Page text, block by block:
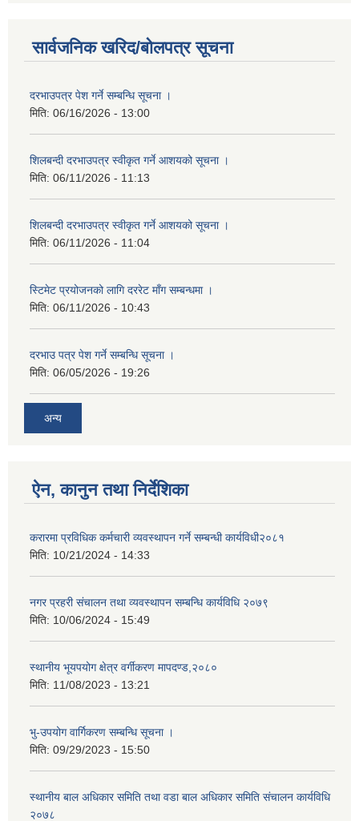
सार्वजनिक खरिद/बोलपत्र सूचना
दरभाउपत्र पेश गर्ने सम्बन्धि सूचना ।
मिति: 06/16/2026 - 13:00
शिलबन्दी दरभाउपत्र स्वीकृत गर्ने आशयको सूचना ।
मिति: 06/11/2026 - 11:13
शिलबन्दी दरभाउपत्र स्वीकृत गर्ने आशयको सूचना ।
मिति: 06/11/2026 - 11:04
स्टिमेट प्रयोजनको लागि दररेट माँग सम्बन्धमा ।
मिति: 06/11/2026 - 10:43
दरभाउ पत्र पेश गर्ने सम्बन्धि सूचना ।
मिति: 06/05/2026 - 19:26
अन्य
ऐन, कानुन तथा निर्देशिका
करारमा प्रविधिक कर्मचारी व्यवस्थापन गर्ने सम्बन्धी कार्यविधी२०८१
मिति: 10/21/2024 - 14:33
नगर प्रहरी संचालन तथा व्यवस्थापन सम्बन्धि कार्यविधि २०७९
मिति: 10/06/2024 - 15:49
स्थानीय भूयपयोग क्षेत्र वर्गीकरण मापदण्ड,२०८०
मिति: 11/08/2023 - 13:21
भु-उपयोग वार्गिकरण सम्बन्धि सूचना ।
मिति: 09/29/2023 - 15:50
स्थानीय बाल अधिकार समिति तथा वडा बाल अधिकार समिति संचालन कार्यविधि
२०७८